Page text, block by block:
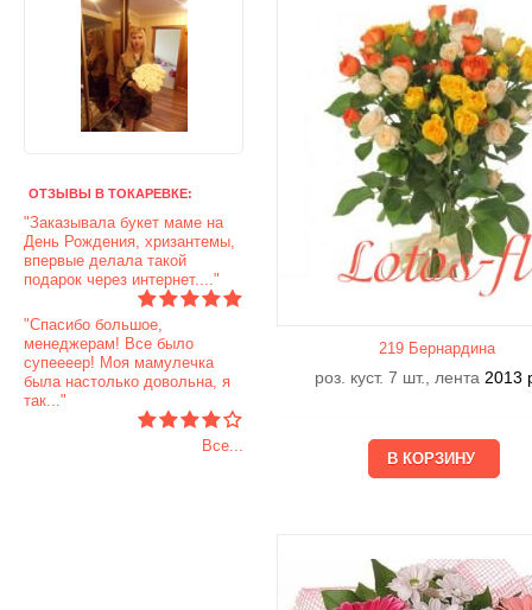
ОТЗЫВЫ В ТОКАРЕВКЕ:
"Заказывала букет маме на
День Рождения, хризантемы,
впервые делала такой
подарок через интернет...."
"Спасибо большое,
менеджерам! Все было
супеееер! Моя мамулечка
была настолько довольна, я
так..."
Все...
219 Бернардина
роз. куст. 7 шт., лента 2013